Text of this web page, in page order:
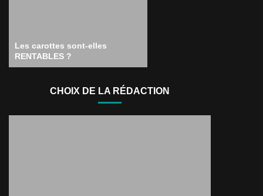
Les carottes sont-elles
RENTABLES ?
CHOIX DE LA RÉDACTION